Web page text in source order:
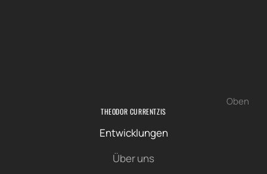
Oben
THEODOR CURRENTZIS
Entwicklungen
Über uns